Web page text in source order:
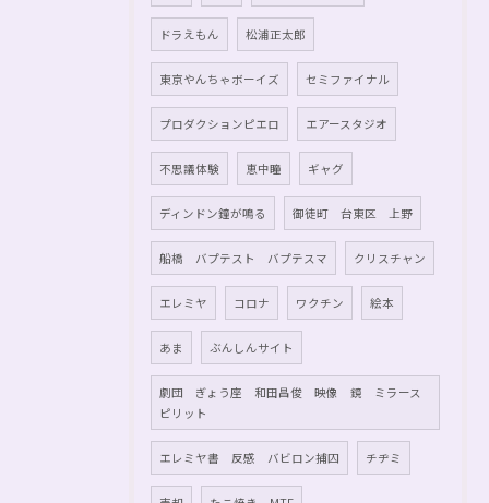
ドラえもん 松浦正太郎
東京やんちゃボーイズ セミファイナル
プロダクションピエロ エアースタジオ
不思議体験 恵中瞳 ギャグ
ディンドン鐘が鳴る 御徒町 台東区 上野
船橋 バプテスト バプテスマ クリスチャン
エレミヤ コロナ ワクチン 絵本
あま ぶんしんサイト
劇団 ぎょう座 和田昌俊 映像 鏡 ミラース
ピリット
エレミヤ書 反感 バビロン捕囚 チヂミ